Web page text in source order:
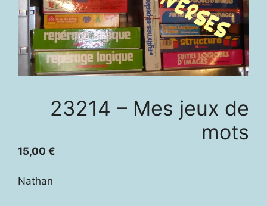
23214 – Mes jeux de
mots
15,00 €
Nathan